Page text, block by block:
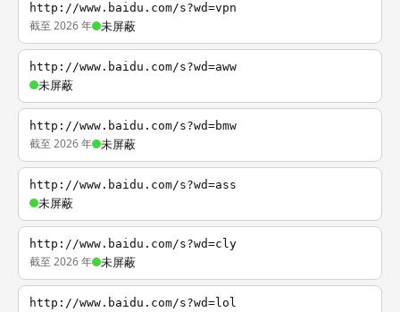
http://www.baidu.com/s?wd=vpn
截至 2026 年 未屏蔽
http://www.baidu.com/s?wd=aww
未屏蔽
http://www.baidu.com/s?wd=bmw
截至 2026 年 未屏蔽
http://www.baidu.com/s?wd=ass
未屏蔽
http://www.baidu.com/s?wd=cly
截至 2026 年 未屏蔽
http://www.baidu.com/s?wd=lol